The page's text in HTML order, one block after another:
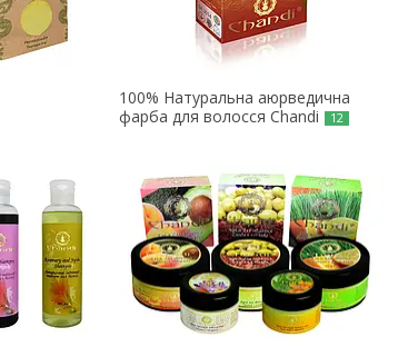
100% Натуральна аюрведична
фарба для волосся Chandi
12